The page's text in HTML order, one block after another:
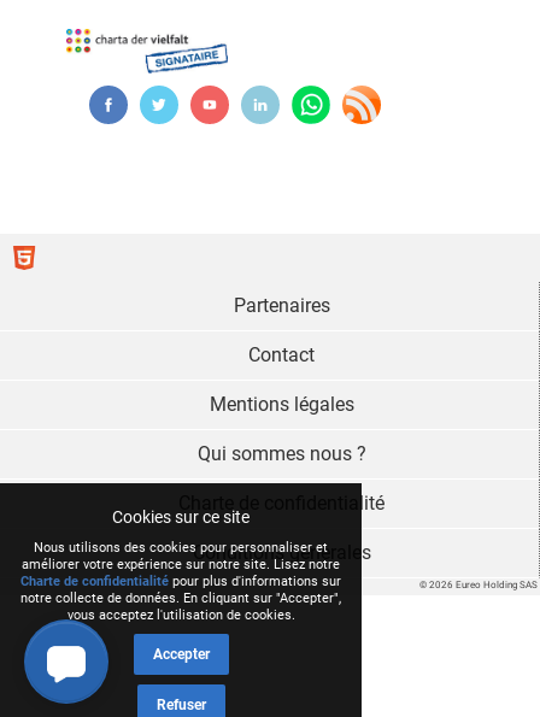
Cookies sur ce site
Nous utilisons des cookies pour personnaliser et
améliorer votre expérience sur notre site. Lisez notre
Charte de confidentialité pour plus d'informations sur
notre collecte de données. En cliquant sur "Accepter",
vous acceptez l'utilisation de cookies.
Accepter
Refuser
© 2026 Eureo Holding SAS
Partenaires
Contact
Mentions légales
Qui sommes nous ?
Charte de confidentialité
Conditions générales